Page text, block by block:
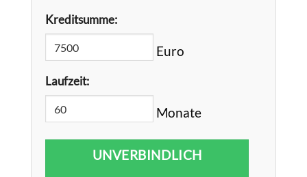
Kreditsumme:
Euro
Laufzeit:
Monate
UNVERBINDLICH